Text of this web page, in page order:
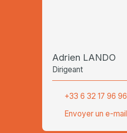
Adrien LANDO
Dirigeant
+33 6 32 17 96 96
Envoyer un e-mail